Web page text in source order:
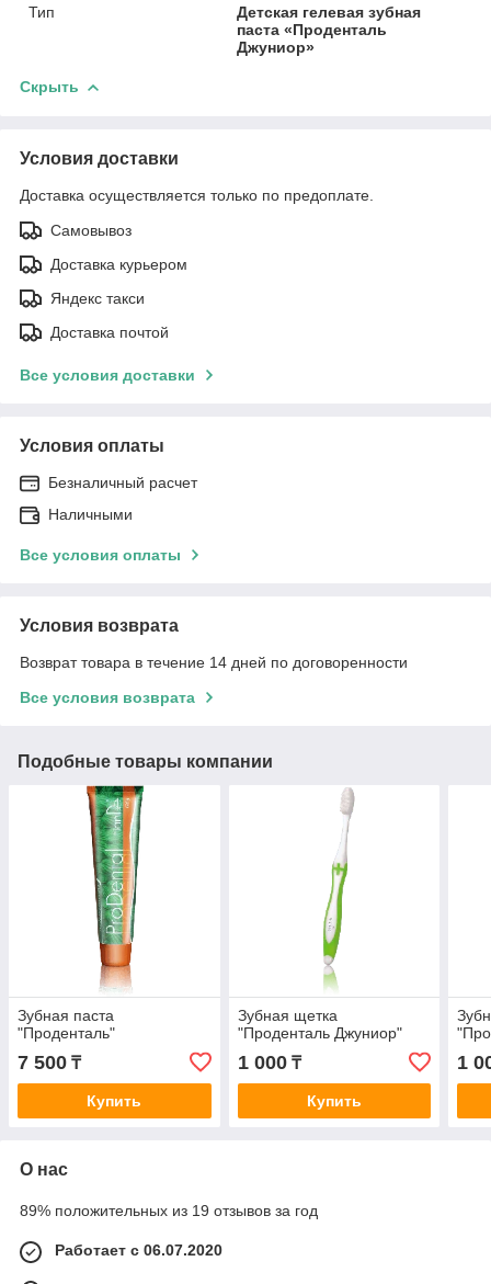
Тип
Детская гелевая зубная
паста «Проденталь
Джуниор»
Скрыть
Условия доставки
Доставка осуществляется только по предоплате.
Самовывоз
Доставка курьером
Яндекс такси
Доставка почтой
Все условия доставки
Условия оплаты
Безналичный расчет
Наличными
Все условия оплаты
Условия возврата
Возврат товара в течение 14 дней по договоренности
Все условия возврата
Подобные товары компании
Зубная паста
"Проденталь"
7 500 ₸
Купить
Зубная щетка
"Проденталь Джуниор"
1 000₸
Купить
1
О нас
89% положительных из 19 отзывов за год
Работает с 06.07.2020